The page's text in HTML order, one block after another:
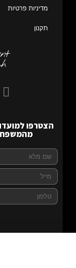
מדיניות פרטיות
תקנון
הצטרפו